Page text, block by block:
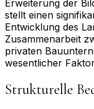
Erweiterung der
stellt einen
Entwicklung des
Zusammenarbeit
privaten
wesentlicher
Strukturelle